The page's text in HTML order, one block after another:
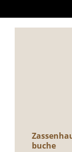
buche